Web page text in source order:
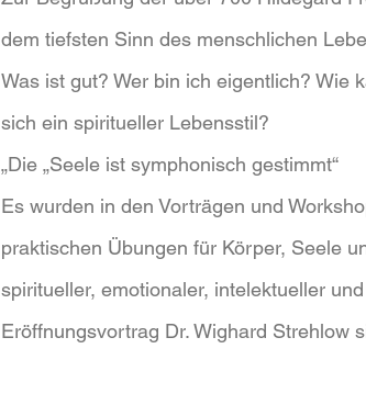
dem tiefsten Sinn des menschlichen
Was ist gut? Wer bin ich eigentlich? Wie
sich ein spiritueller Lebensstil?
„Die „Seele ist symphonisch gestimmt“
Es wurden in den Vorträgen und
praktischen Übungen für Körper, Seele
spiritueller, emotionaler, intelektueller
Eröffnungsvortrag Dr. Wighard Strehlow